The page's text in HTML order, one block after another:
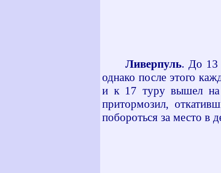
Ливерпуль. До 13
однако после этого
и к 17 туру вышел на
притормозил,
побороться за место в